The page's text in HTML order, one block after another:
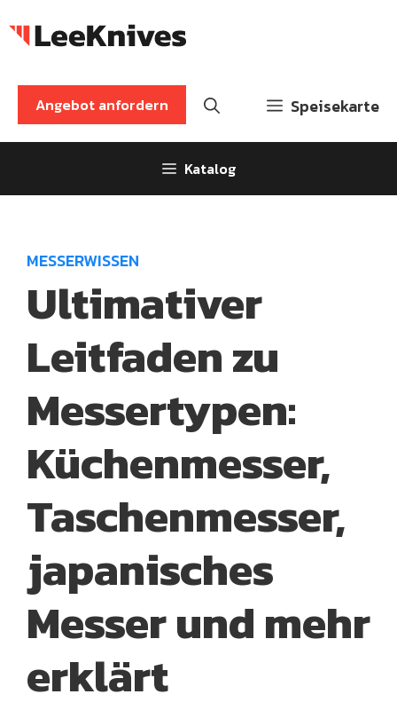
Inhalt
Speisekarte
Angebot anfordern
Katalog
MESSERWISSEN
Ultimativer
Leitfaden zu
Messertypen:
Küchenmesser,
Taschenmesser,
japanisches
Messer und mehr
erklärt